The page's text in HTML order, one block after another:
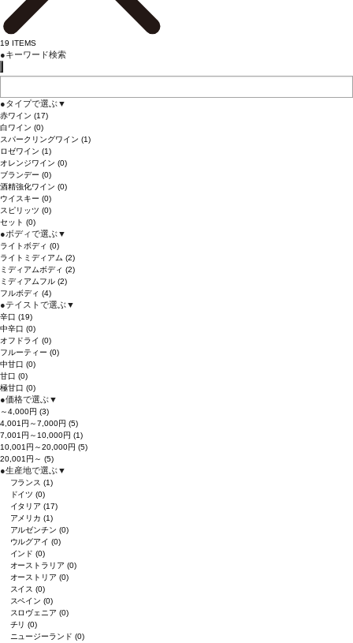
19 ITEMS
●キーワード検索
●タイプで選ぶ▼
赤ワイン (17)
白ワイン (0)
スパークリングワイン (1)
ロゼワイン (1)
オレンジワイン (0)
ブランデー (0)
酒精強化ワイン (0)
ウイスキー (0)
スピリッツ (0)
セット (0)
●ボディで選ぶ▼
ライトボディ (0)
ライトミディアム (2)
ミディアムボディ (2)
ミディアムフル (2)
フルボディ (4)
●テイストで選ぶ▼
辛口 (19)
中辛口 (0)
オフドライ (0)
フルーティー (0)
中甘口 (0)
甘口 (0)
極甘口 (0)
●価格で選ぶ▼
～4,000円 (3)
4,001円～7,000円 (5)
7,001円～10,000円 (1)
10,001円～20,000円 (5)
20,001円～ (5)
●生産地で選ぶ▼
フランス(1)
ドイツ(0)
イタリア(17)
アメリカ(1)
アルゼンチン(0)
ウルグアイ(0)
インド(0)
オーストラリア(0)
オーストリア(0)
スイス(0)
スペイン(0)
スロヴェニア(0)
チリ(0)
ニュージーランド(0)